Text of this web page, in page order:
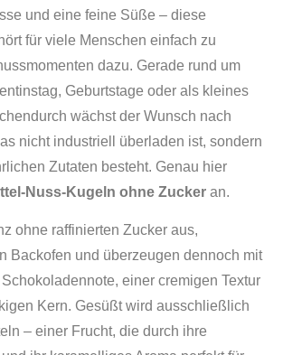
und eine feine Süße – diese
für viele Menschen einfach zu
dazu. Gerade rund um
Geburtstage oder als kleines
wächst der Wunsch nach
nicht industriell überladen ist, sondern
Zutaten besteht. Genau hier
Nuss-Kugeln ohne Zucker an.
ohne raffinierten Zucker aus,
Backofen und überzeugen dennoch mit
einer cremigen Textur
Kern. Gesüßt wird ausschließlich
– einer Frucht, die durch ihre